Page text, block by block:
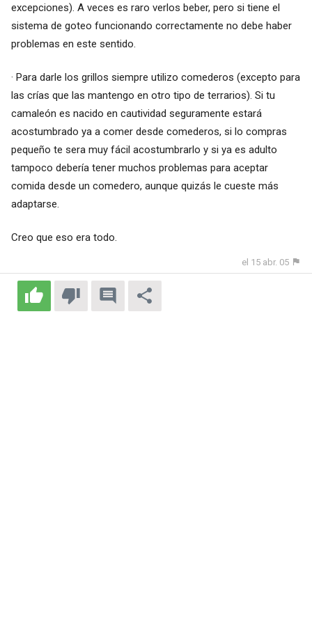
excepciones). A veces es raro verlos beber, pero si tiene el
sistema de goteo funcionando correctamente no debe haber
problemas en este sentido.
· Para darle los grillos siempre utilizo comederos (excepto para
las crías que las mantengo en otro tipo de terrarios). Si tu
camaleón es nacido en cautividad seguramente estará
acostumbrado ya a comer desde comederos, si lo compras
pequeño te sera muy fácil acostumbrarlo y si ya es adulto
tampoco debería tener muchos problemas para aceptar
comida desde un comedero, aunque quizás le cueste más
adaptarse.
Creo que eso era todo.
el 15 abr. 05